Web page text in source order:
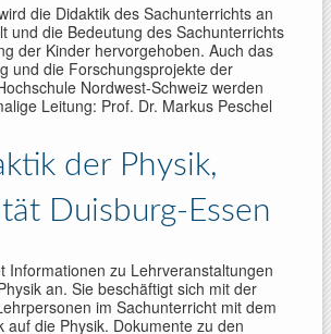
die Didaktik des Sachunterrichts an
und die Bedeutung des Sachunterrichts
der Kinder hervorgehoben. Auch das
und die Forschungsprojekte der
Nordwest-Schweiz werden
Leitung: Prof. Dr. Markus Peschel
der Physik,
Duisburg-Essen
Informationen zu Lehrveranstaltungen
an. Sie beschäftigt sich mit der
im Sachunterricht mit dem
auf die Physik. Dokumente zu den